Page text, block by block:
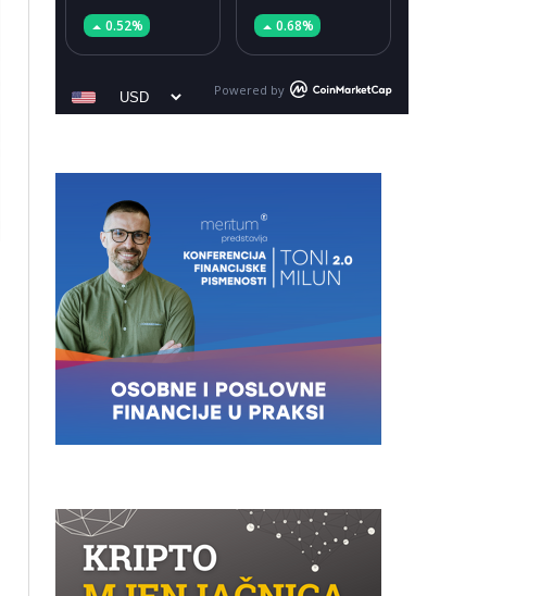
0.52% 0.68%
Powered by